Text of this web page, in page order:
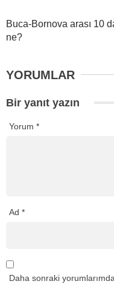
Buca-Bornova arası 10
ne?
YORUMLAR
Bir yanıt yazın
Yorum *
Ad *
Daha sonraki